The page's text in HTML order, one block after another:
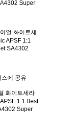
Super
화이트세라
1:1 Best
Super